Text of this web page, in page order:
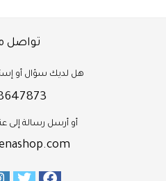
تواصل
هل لديك سؤال أو
أو أرسل رسالة إلى